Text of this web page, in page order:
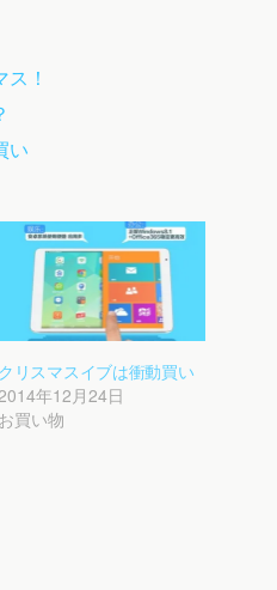
！
い
クリスマスイブは衝動買い
年12月24日
お買い物